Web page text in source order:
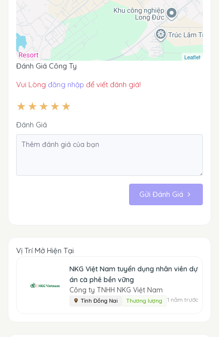
Leaflet
Đánh Giá Công Ty
Vui Lòng đăng nhập để viết đánh giá!
Đánh Giá
Gửi Đánh Giá
Vị Trí Mở Hiện Tại
NKG Việt Nam tuyển dụng nhân viên dự
án cà phê bền vững
Công ty TNHH NKG Việt Nam
Tỉnh Đồng Nai Thương lượng 1 năm trước